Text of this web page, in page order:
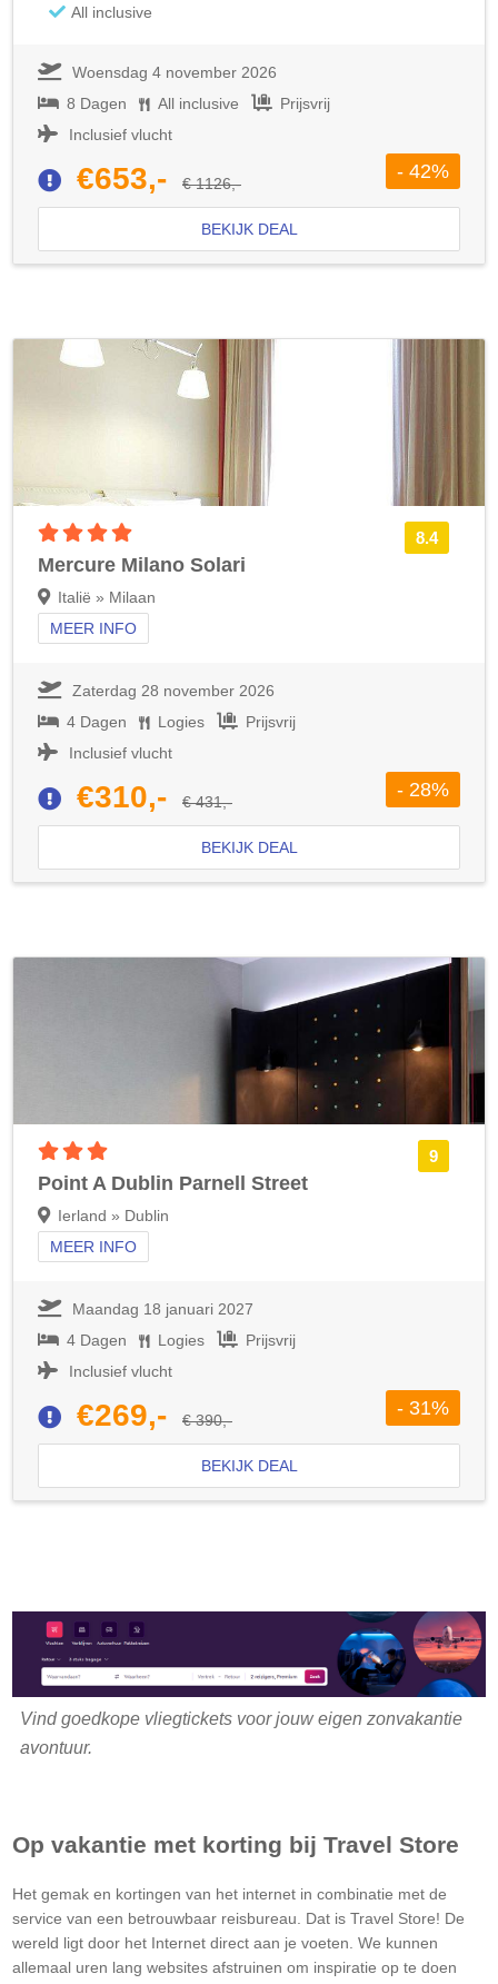
All inclusive
Woensdag 4 november 2026
8 Dagen
All inclusive
Prijsvrij
Inclusief vlucht
€653,- € 1126,-
- 42%
BEKIJK DEAL
8.4
Mercure Milano Solari
Italië » Milaan
MEER INFO
Zaterdag 28 november 2026
4 Dagen
Logies
Prijsvrij
Inclusief vlucht
€310,- € 431,-
- 28%
BEKIJK DEAL
9
Point A Dublin Parnell Street
Ierland » Dublin
MEER INFO
Maandag 18 januari 2027
4 Dagen
Logies
Prijsvrij
Inclusief vlucht
€269,- € 390,-
- 31%
BEKIJK DEAL
Vind goedkope vliegtickets voor jouw eigen zonvakantie
avontuur.
Op vakantie met korting bij Travel Store
Het gemak en kortingen van het internet in combinatie met de
service van een betrouwbaar reisbureau. Dat is Travel Store! De
wereld ligt door het Internet direct aan je voeten. We kunnen
allemaal uren lang websites afstruinen om inspiratie op te doen